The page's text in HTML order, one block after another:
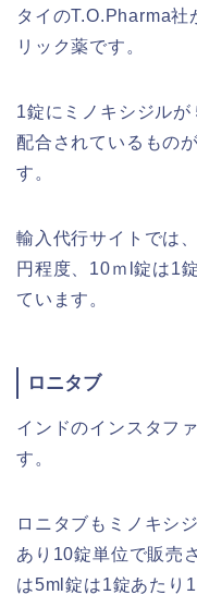
タイのT.O.Pharma社
リック薬です。
1錠にミノキシジル
配合されているもの
す。
輸入代行サイトでは
円程度、10ｍl錠は1
ています。
ロニタブ
インドのインスタフ
す。
ロニタブもミノキシ
あり10錠単位で販売
は5ml錠は1錠あたり